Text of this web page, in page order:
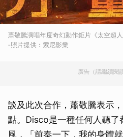
蕭敬騰演唱年度奇幻動作鉅片《太空超
-照片提供：索尼影業
廣告（請繼續閱
談及此次合作，蕭敬騰表示
點。Disco是一種任何人聽了
風，「前奏一下，我的身體